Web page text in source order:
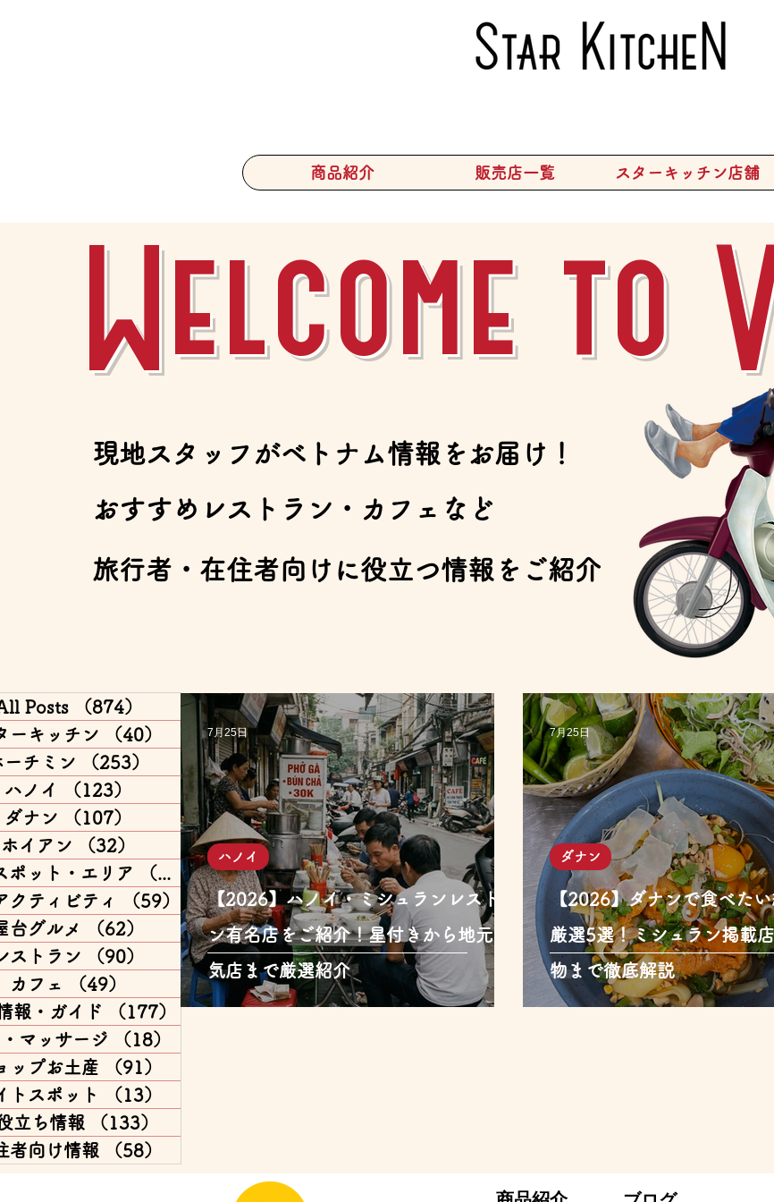
商品紹介 販売店一覧 スターキッチン店舗
Welcome to
​現地スタッフがベトナム情報をお届け！
​おすすめレストラン・カフェなど
​旅行者・在住者向けに役立つ情報をご紹介
Posts （874）
874件の記事
ーキッチン
（40）
40件の記事
ーチミン
（253）
253件の記事
ハノイ
（123）
123件の記事
ダナン
（107）
107件の記事
ホイアン
（32）
32件の記事
ポット・エリア
（168）
168件の記事
クティビティ
（59）
59件の記事
台グルメ
（62）
62件の記事
ストラン
（90）
90件の記事
カフェ
（49）
49件の記事
報・ガイド
（177）
177件の記事
マッサージ
（18）
ップお土産
（91）
トスポット
（13）
立ち情報
（133）
者向け情報
（58）
【2026】ハノイ・ミシュランレストラ
ン有名店をご紹介！星付きから地元人
気店まで厳選紹介
ハノイ
7月25日
【2026】ダナンで食べたい
厳選5選！ミシュラン掲載店
物まで徹底解説
ダナン
7月25日